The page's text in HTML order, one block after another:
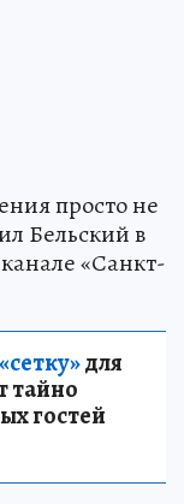
просто не
Бельский в
«Санкт-
для
тайно
гостей